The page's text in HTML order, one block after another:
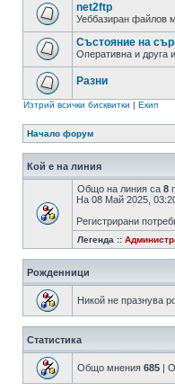
net2ftp
Уеббазиран файлов
Състояние на
Оперативна и друга
Разни
Изтрий всички бисквитки | Екип
Начало форум
Кой е на линия
Общо на линия са 8
На 08 Май 2025,
Регистрирани
Легенда ::
Рожденници
Никой не празнува
Статистика
Общо мнения 685 |